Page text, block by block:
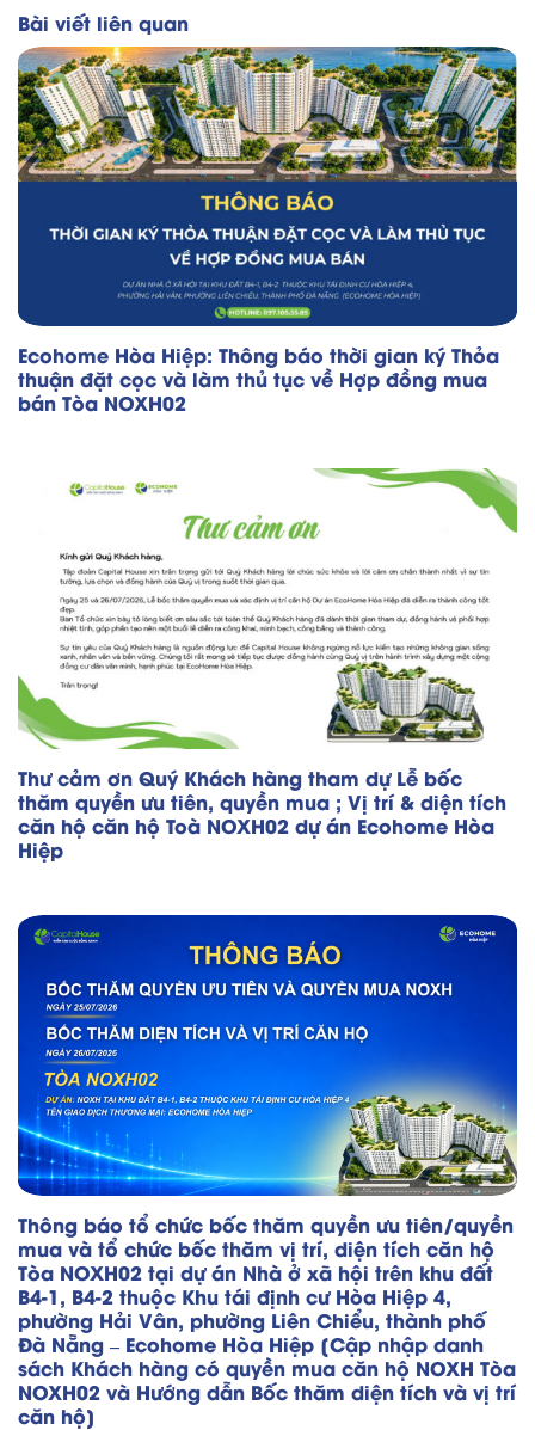
Bài viết liên quan
Ecohome Hòa Hiệp: Thông báo thời gian ký Thỏa
thuận đặt cọc và làm thủ tục về Hợp đồng mua
bán Tòa NOXH02
Thư cảm ơn Quý Khách hàng tham dự Lễ bốc
thăm quyền ưu tiên, quyền mua ; Vị trí & diện tích
căn hộ căn hộ Toà NOXH02 dự án Ecohome Hòa
Hiệp
Thông báo tổ chức bốc thăm quyền ưu tiên/quyền
mua và tổ chức bốc thăm vị trí, diện tích căn hộ
Tòa NOXH02 tại dự án Nhà ở xã hội trên khu đất
B4-1, B4-2 thuộc Khu tái định cư Hòa Hiệp 4,
phường Hải Vân, phường Liên Chiểu, thành phố
Đà Nẵng – Ecohome Hòa Hiệp [Cập nhập danh
sách Khách hàng có quyền mua căn hộ NOXH Tòa
NOXH02 và Hướng dẫn Bốc thăm diện tích và vị trí
căn hộ]